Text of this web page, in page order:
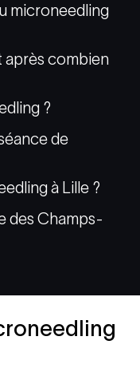
microneedling
après combien
?
de
à Lille ?
des Champs-